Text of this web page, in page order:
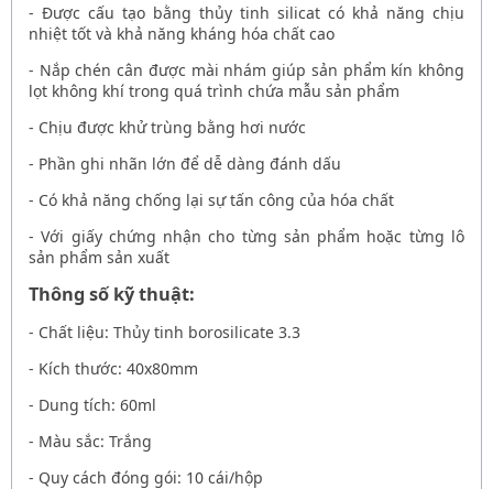
- Được cấu tạo bằng thủy tinh silicat có khả năng chịu
nhiệt tốt và khả năng kháng hóa chất cao
- Nắp chén cân được mài nhám giúp sản phẩm kín không
lọt không khí trong quá trình chứa mẫu sản phẩm
- Chịu được khử trùng bằng hơi nước
- Phần ghi nhãn lớn để dễ dàng đánh dấu
- Có khả năng chống lại sự tấn công của hóa chất
- Với giấy chứng nhận cho từng sản phẩm hoặc từng lô
sản phẩm sản xuất
Thông số kỹ thuật:
- Chất liệu: Thủy tinh borosilicate 3.3
- Kích thước: 40x80mm
- Dung tích: 60ml
- Màu sắc: Trắng
- Quy cách đóng gói: 10 cái/hộp